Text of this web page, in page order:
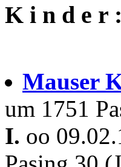
K i n d e r :
Mauser
um 1751
I. oo